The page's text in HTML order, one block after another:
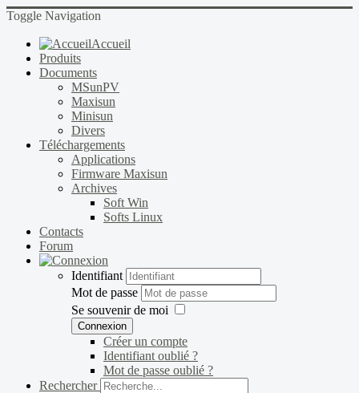
Toggle Navigation
Accueil
Produits
Documents
MSunPV
Maxisun
Minisun
Divers
Téléchargements
Applications
Firmware Maxisun
Archives
Soft Win
Softs Linux
Contacts
Forum
Identifiant
Mot de passe
Se souvenir de moi
Connexion
Créer un compte
Identifiant oublié ?
Mot de passe oublié ?
Rechercher